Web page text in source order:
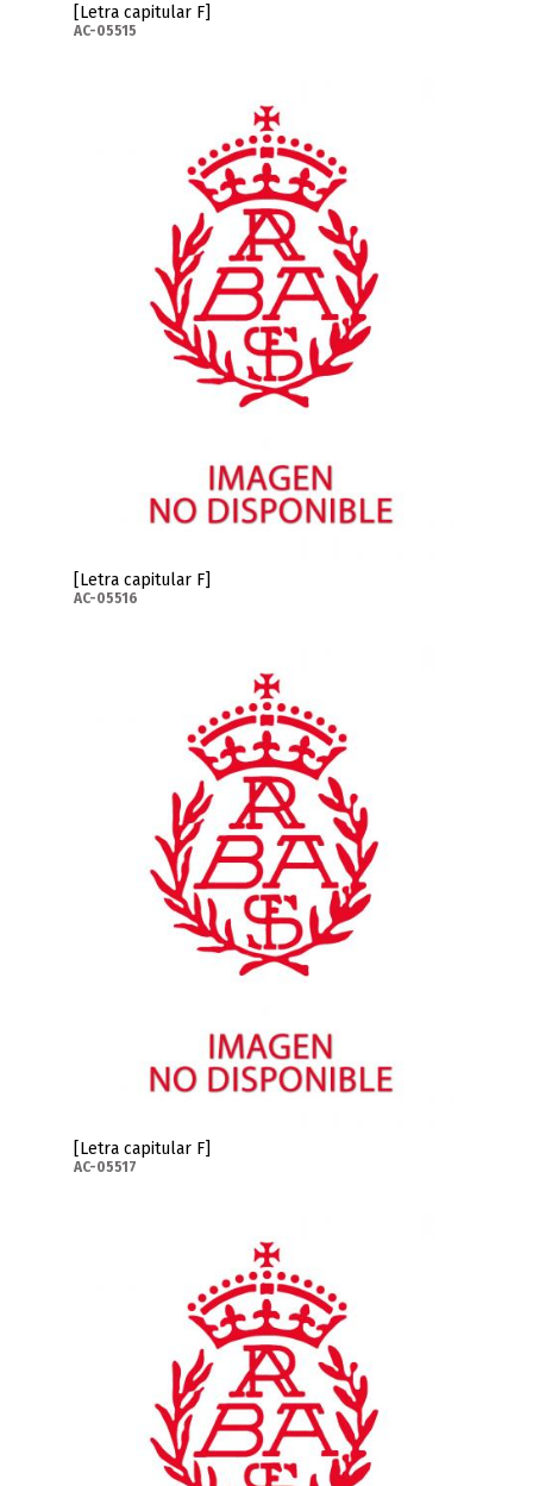
[Letra capitular F]
AC-05515
[Letra capitular F]
AC-05516
[Letra capitular F]
AC-05517